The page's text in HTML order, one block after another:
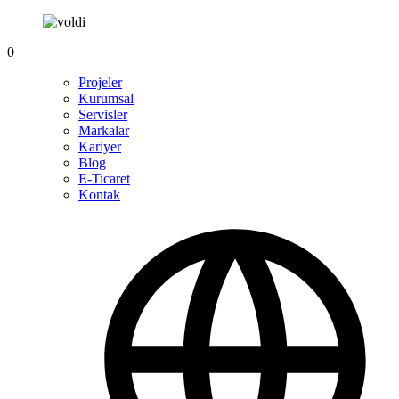
0
Projeler
Kurumsal
Servisler
Markalar
Kariyer
Blog
E-Ticaret
Kontak